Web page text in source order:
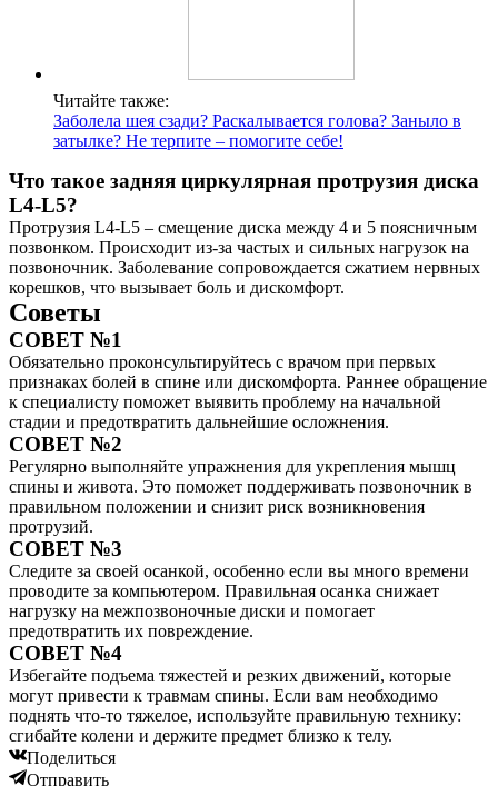
Читайте также:
Заболела шея сзади? Раскалывается голова? Заныло в
затылке? Не терпите – помогите себе!
Что такое задняя циркулярная протрузия диска
L4-L5?
Протрузия L4-L5 – смещение диска между 4 и 5 поясничным
позвонком. Происходит из-за частых и сильных нагрузок на
позвоночник. Заболевание сопровождается сжатием нервных
корешков, что вызывает боль и дискомфорт.
Советы
СОВЕТ №1
Обязательно проконсультируйтесь с врачом при первых
признаках болей в спине или дискомфорта. Раннее обращение
к специалисту поможет выявить проблему на начальной
стадии и предотвратить дальнейшие осложнения.
СОВЕТ №2
Регулярно выполняйте упражнения для укрепления мышц
спины и живота. Это поможет поддерживать позвоночник в
правильном положении и снизит риск возникновения
протрузий.
СОВЕТ №3
Следите за своей осанкой, особенно если вы много времени
проводите за компьютером. Правильная осанка снижает
нагрузку на межпозвоночные диски и помогает
предотвратить их повреждение.
СОВЕТ №4
Избегайте подъема тяжестей и резких движений, которые
могут привести к травмам спины. Если вам необходимо
поднять что-то тяжелое, используйте правильную технику:
сгибайте колени и держите предмет близко к телу.
Поделиться
Отправить